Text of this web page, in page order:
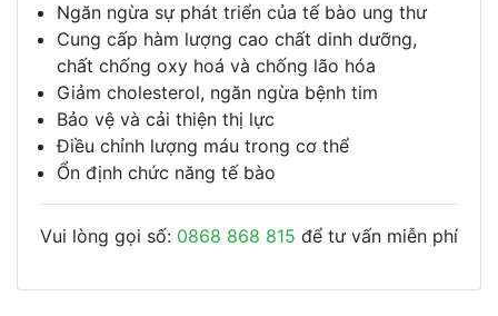
Ngăn ngừa sự phát triển của tế bào ung thư
Cung cấp hàm lượng cao chất dinh dưỡng,
chất chống oxy hoá và chống lão hóa
Giảm cholesterol, ngăn ngừa bệnh tim
Bảo vệ và cải thiện thị lực
Điều chỉnh lượng máu trong cơ thể
Ổn định chức năng tế bào
Vui lòng gọi số: 0868 868 815 để tư vấn miễn phí